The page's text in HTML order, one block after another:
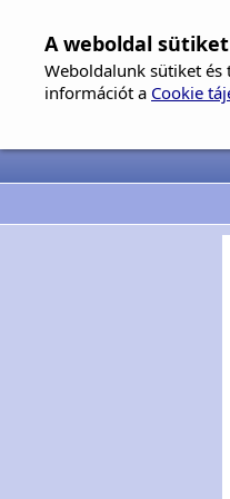
A weboldal
Weboldalunk sütiket és
információt a Cookie